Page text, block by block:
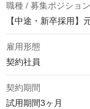
職種 / 募集ポジショ
【中途・新卒採用】
雇用形態
契約社員
契約期間
試用期間3ヶ月